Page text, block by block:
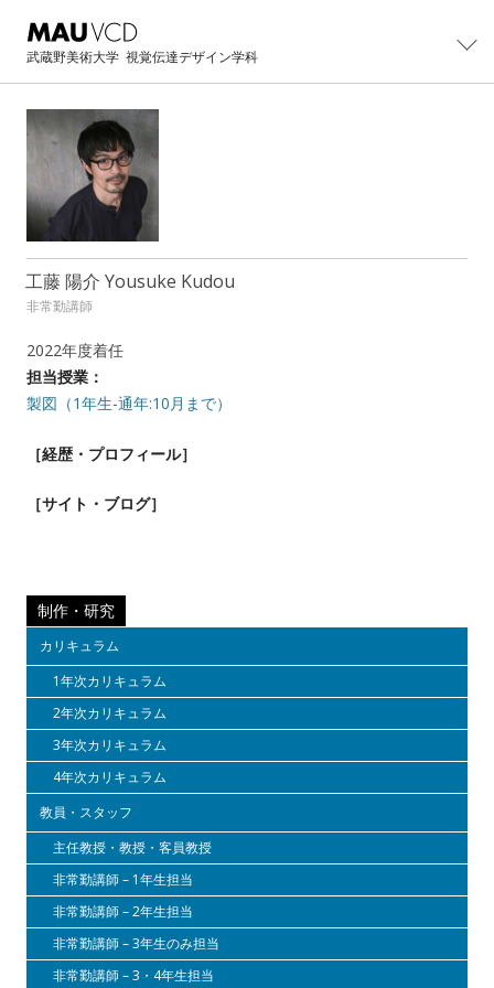
武蔵野美術大学 視覚伝達デザイン学科
学科紹介
学科概要
学科紹介パンフレット
卒業生インタビュー
制作・研究
カリキュラム
教員・スタッフ
卒業制作アーカイブ
大学院
大学院修士課程概要
カリキュラム
主任教授より
イベント
卒業・修了制作展
CONTACT展
進路
主な就職先・進学先
入試情報
過去学部入試問題
過去3年次編入学試験問題
BLOG
CONTACT
このサイトについて
大学、入試に関して
工藤 陽介 Yousuke Kudou
非常勤講師
2022年度着任
担当授業：
製図（1年生-通年:10月まで）
［経歴・プロフィール］
［サイト・ブログ］
制作・研究
カリキュラム
1年次カリキュラム
2年次カリキュラム
3年次カリキュラム
4年次カリキュラム
教員・スタッフ
主任教授・教授・客員教授
非常勤講師 – 1年生担当
非常勤講師 – 2年生担当
非常勤講師 – 3年生のみ担当
非常勤講師 – 3・4年生担当